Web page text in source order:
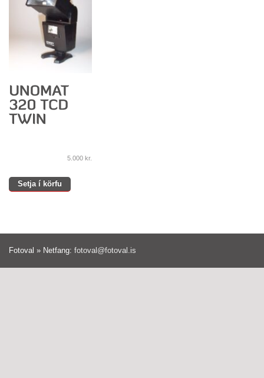
5.000 kr.
Setja í körfu
Fotoval » Netfang: fotoval@fotoval.is